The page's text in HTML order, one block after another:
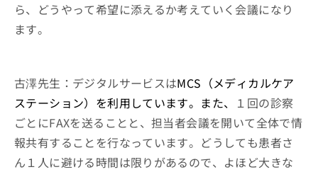
ら、どうやって希望に添えるか考えていく会議になり
ます。
古澤先生：デジタルサービスはMCS（メディカルケア
ステーション）を利用しています。また、 １回の診察
ごとにFAXを送ることと、担当者会議を開いて全体で情
報共有することを行なっています。どうしても患者さ
ん１人に避ける時間は限りがあるので、よほど大きな